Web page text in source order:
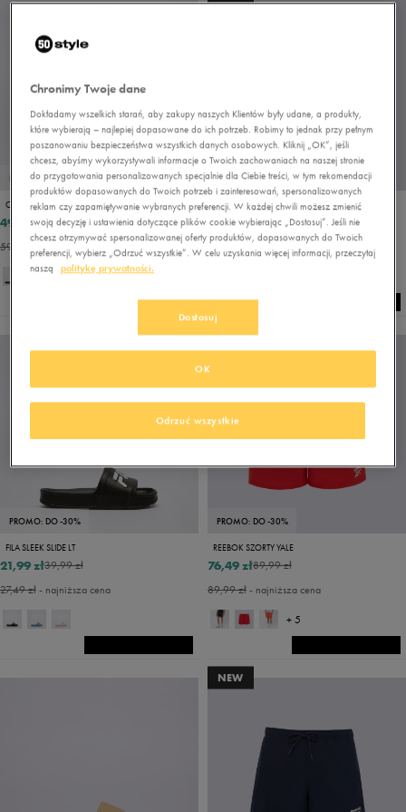
PROMO: DO -30%
CHAMPION SAMOA
99,99 zł
49,99 zł
59,99 zł - najniższa cena
+ 1
PROMO: DO -30%
REEBOK SZORTY YALE
89,99 zł
58,49 zł
89,99 zł - najniższa cena
PROMO: DO -30%
FILA SLEEK SLIDE LT
39,99 zł
21,99 zł
27,49 zł- najniższa cena
NEW
PROMO: DO -30%
REEBOK SZORTY YALE
89,99 zł
76,49 zł
89,99 zł- najniższa cena
+ 5
NEW
Chronimy Twoje dane
Dokładamy wszelkich starań, aby zakupy naszych Klientów były udane, a produkty,
które wybierają – najlepiej dopasowane do ich potrzeb. Robimy to jednak przy pełnym
poszanowaniu bezpieczeństwa wszystkich danych osobowych. Kliknij „OK”, jeśli
chcesz, abyśmy wykorzystywali informacje o Twoich zachowaniach na naszej stronie
do przygotowania personalizowanych specjalnie dla Ciebie treści, w tym rekomendacji
produktów dopasowanych do Twoich potrzeb i zainteresowań, spersonalizowanych
reklam czy zapamiętywanie wybranych preferencji. W każdej chwili możesz zmienić
swoją decyzję i ustawienia dotyczące plików cookie wybierając „Dostosuj”. Jeśli nie
chcesz otrzymywać spersonalizowanej oferty produktów, dopasowanych do Twoich
preferencji, wybierz „Odrzuć wszystkie”. W celu uzyskania więcej informacji, przeczytaj
naszą
politykę prywatności.
Dostosuj
Odrzuć wszystkie
OK